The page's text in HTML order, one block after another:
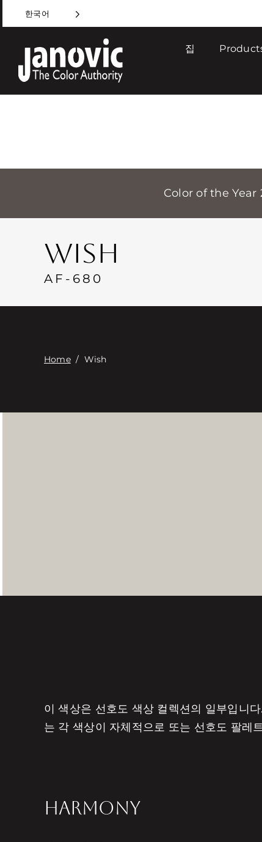
to
content
한국어
집
Color of the Year
WISH
AF-680
Home/ Wish
이 색상은 선호도 색상 컬렉션의 일부입니
는 각 색상이 자체적으로 또는 선호도 팔레
HARMONY